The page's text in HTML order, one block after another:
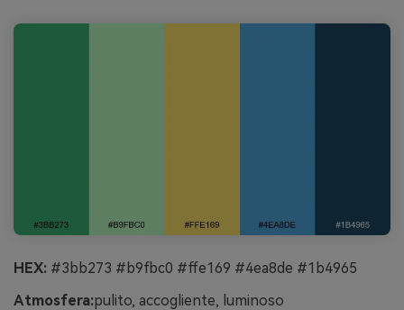
HEX: #3bb273 #b9fbc0 #ffe169 #4ea8de #1b4965
Atmosfera:pulito, accogliente, luminoso